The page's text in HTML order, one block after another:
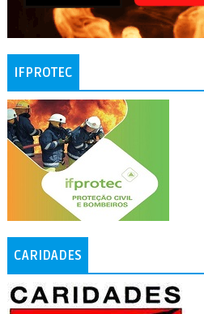
IFPROTEC
CARIDADES